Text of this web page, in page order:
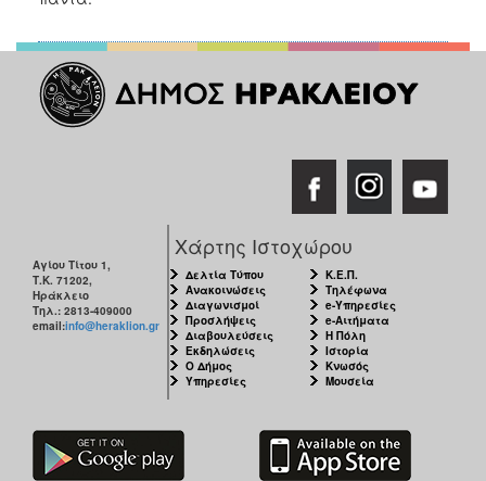
Αγίου Τίτου 1,
Τ.Κ. 71202,
Ηράκλειο
Τηλ.: 2813-409000
email:info@heraklion.gr
Χάρτης Ιστοχώρου
Δελτία Τύπου
Ανακοινώσεις
Διαγωνισμοί
Προσλήψεις
Διαβουλεύσεις
Εκδηλώσεις
Ο Δήμος
Υπηρεσίες
Κ.Ε.Π.
Τηλέφωνα
e-Υπηρεσίες
e-Αιτήματα
Η Πόλη
Ιστορία
Κνωσός
Μουσεία